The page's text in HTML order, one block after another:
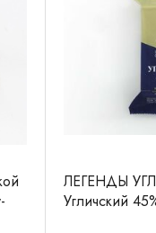
ЛЕГЕНДЫ
Угличский